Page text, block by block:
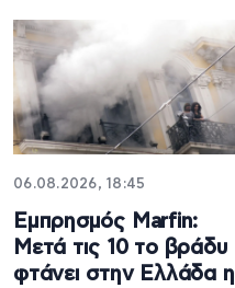
06.08.2026, 18:45
Εμπρησμός Marfin:
Μετά τις 10 το βράδυ
φτάνει στην Ελλάδα η